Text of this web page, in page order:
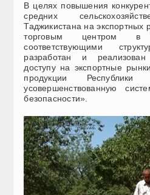
В целях повышения
средних
Таджикистана на
торговым центром в
соответствующими
разработан и
доступу на экспортные
продукции Республики
усовершенствованную
безопасности».